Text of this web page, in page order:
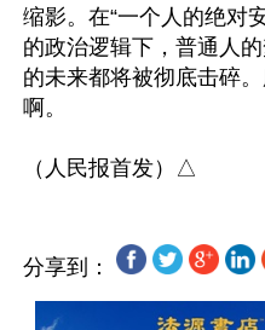
缩影。在“一个人的绝对
的政治逻辑下，普通人
的未来都将被彻底击碎
啊。
分享到：